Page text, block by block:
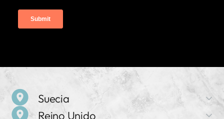
Suecia
Reino Unido